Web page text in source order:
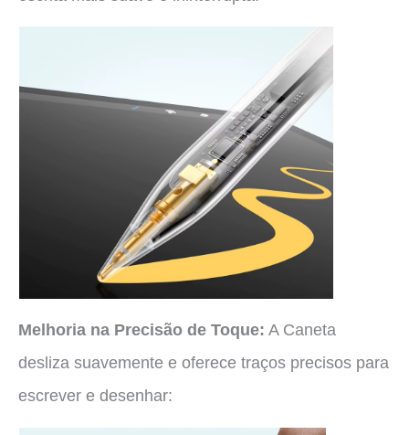
Melhoria na Precisão de Toque: A Caneta
desliza suavemente e oferece traços precisos para
escrever e desenhar: